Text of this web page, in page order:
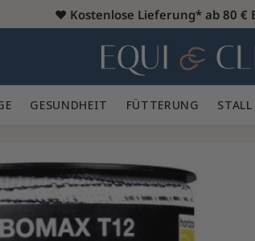
♥️ Kostenlose Lieferung* ab 80 €
Heim
🪮 GESUNDHEIT ✨ FÜTTERUNG 🥕